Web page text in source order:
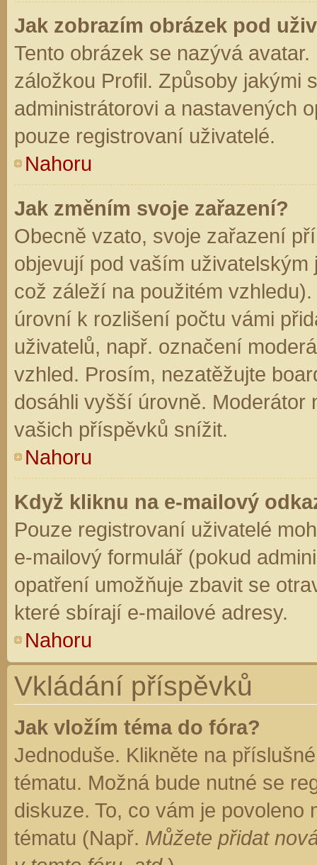
Jak zobrazím obrázek pod
Tento obrázek se nazývá
záložkou Profil. Způsoby jakými
administrátorovi a nastavených
pouze registrovaní uživatelé.
Nahoru
Jak změním svoje zařazení?
Obecně vzato, svoje zařazení
objevují pod vaším
což záleží na použitém
úrovní k rozlišení počtu vámi
uživatelů, např. označení
vzhled. Prosím, nezatěžujte
dosáhli vyšší úrovně. Moderátor
vašich příspěvků snížit.
Nahoru
Když kliknu na e-mailový
Pouze registrovaní uživatelé
e-mailový formulář (pokud
opatření umožňuje zbavit se
které sbírají e-mailové adresy.
Nahoru
Vkládání příspěvků
Jak vložím téma do fóra?
Jednoduše. Klikněte na
tématu. Možná bude nutné se
diskuze. To, co vám je
tématu (Např. Můžete přidat